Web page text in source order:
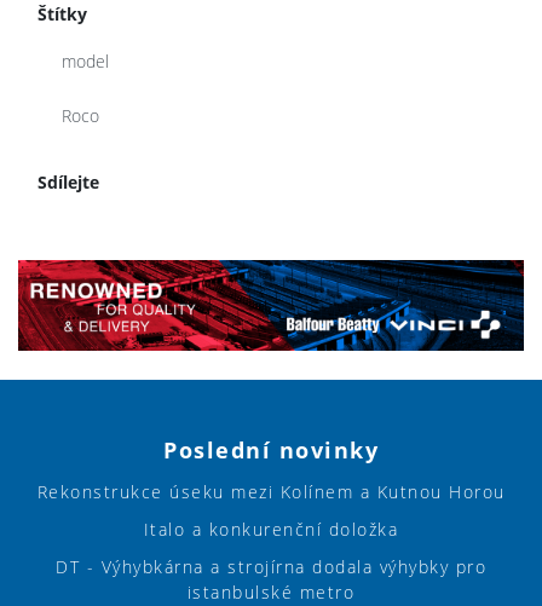
Štítky
model
Roco
Sdílejte
Poslední novinky
Rekonstrukce úseku mezi Kolínem a Kutnou Horou
Italo a konkurenční doložka
DT - Výhybkárna a strojírna dodala výhybky pro
istanbulské metro